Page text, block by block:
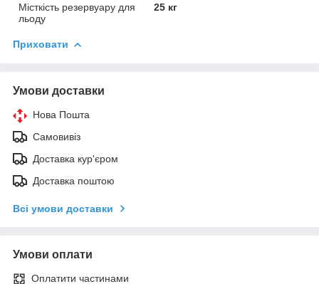
Місткість резервуару для
льоду
25 кг
Приховати
Умови доставки
Нова Пошта
Самовивіз
Доставка кур'єром
Доставка поштою
Всі умови доставки
Умови оплати
Оплатити частинами